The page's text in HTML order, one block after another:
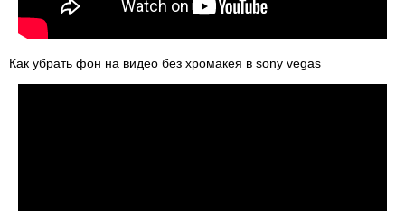
Как убрать фон на видео без хромакея в sony vegas